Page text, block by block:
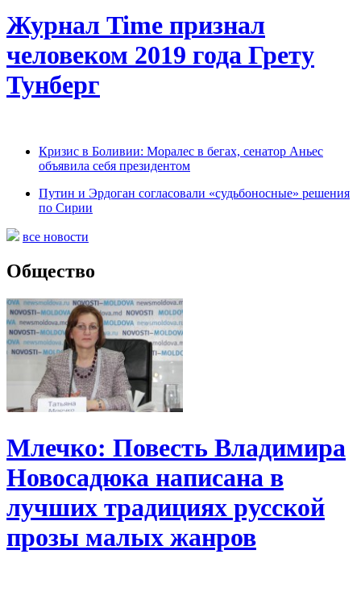
Журнал Time признал
человеком 2019 года Грету
Тунберг
Кризис в Боливии: Моралес в бегах, сенатор Аньес
объявила себя президентом
Путин и Эрдоган согласовали «судьбоносные» решения
по Сирии
все новости
Общество
Млечко: Повесть Владимира
Новосадюка написана в
лучших традициях русской
прозы малых жанров